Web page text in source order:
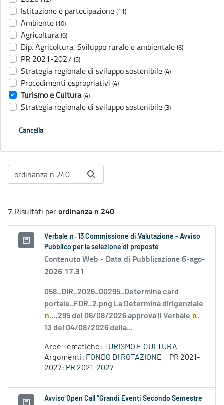
Istituzione e partecipazione (11)
Ambiente (10)
Agricoltura (9)
Dip. Agricoltura, Sviluppo rurale e ambientale (6)
PR 2021-2027 (5)
Strategia regionale di sviluppo sostenibile (4)
Procedimenti espropriativi (4)
Turismo e Cultura (4)
Strategia regionale di sviluppo sostenibile (3)
Cancella
7 Risultati perordinanza n 240
Verbale n . 13 Commissione di Valutazione - Avviso
Pubblico per la selezione di proposte
Contenuto Web - Data di Pubblicazione 6-ago-
2026 17.31
058_DIR_2026_00295_Determina card
portale_FDR_2.png La Determina dirigenziale
n....295 del 06/08/2026 approva il Verbale n.
13 del 04/08/2026 della...
Aree Tematiche: TURISMO E CULTURA
Argomenti: FONDO DI ROTAZIONE
PR 2021-
2027: PR 2021-2027
Avviso Open Call “Grandi Eventi Secondo Semestre